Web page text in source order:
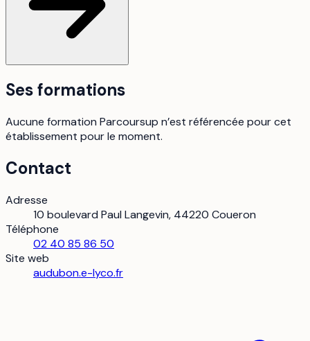
Ses formations
Aucune formation Parcoursup n’est référencée pour cet
établissement pour le moment.
Contact
Adresse
10 boulevard Paul Langevin, 44220 Coueron
Téléphone
02 40 85 86 50
Site web
audubon.e-lyco.fr